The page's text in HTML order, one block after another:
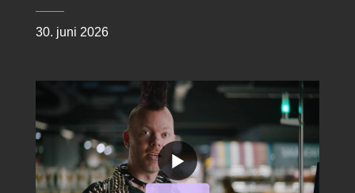
30. juni 2026